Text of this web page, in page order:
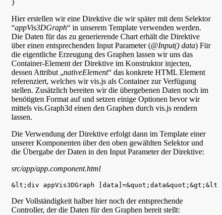
Hier erstellen wir eine Direktive die wir später mit dem Selektor
“appVis3DGraph“ in unserem Template verwenden werden.
Die Daten für das zu generierende Chart erhält die Direktive
über einen entsprechenden Input Parameter (@Input() data) Für
die eigentliche Erzeugung des Graphen lassen wir uns das
Container-Element der Direktive im Konstruktor injecten,
dessen Attribut „nativeElement“ das konkrete HTML Element
referenziert, welches wir vis.js als Container zur Verfügung
stellen. Zusätzlich bereiten wir die übergebenen Daten noch im
benötigten Format auf und setzen einige Optionen bevor wir
mittels vis.Graph3d einen den Graphen durch vis.js rendern
lassen.
Die Verwendung der Direktive erfolgt dann im Template einer
unserer Komponenten über den oben gewählten Selektor und
die Übergabe der Daten in den Input Parameter der Direktive:
src/app/app.component.html
Der Vollständigkeit halber hier noch der entsprechende
Controller, der die Daten für den Graphen bereit stellt: